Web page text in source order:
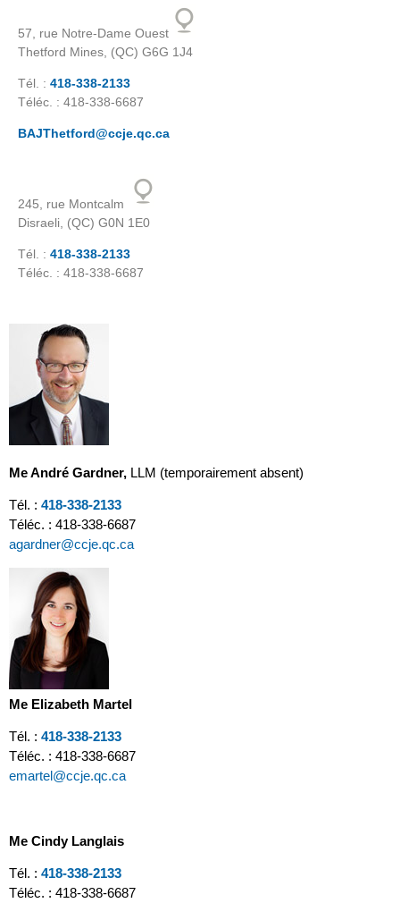
57, rue Notre-Dame Ouest
Thetford Mines, (QC) G6G 1J4
Tél. : 418-338-2133
Téléc. : 418-338-6687
BAJThetford@ccje.qc.ca
245, rue Montcalm
Disraeli, (QC) G0N 1E0
Tél. : 418-338-2133
Téléc. : 418-338-6687
Me André Gardner, LLM (temporairement absent)
Tél. : 418-338-2133
Téléc. : 418-338-6687
agardner@ccje.qc.ca
Me Elizabeth Martel
Tél. : 418-338-2133
Téléc. : 418-338-6687
emartel@ccje.qc.ca
Me Cindy Langlais
Tél. : 418-338-2133
Téléc. : 418-338-6687